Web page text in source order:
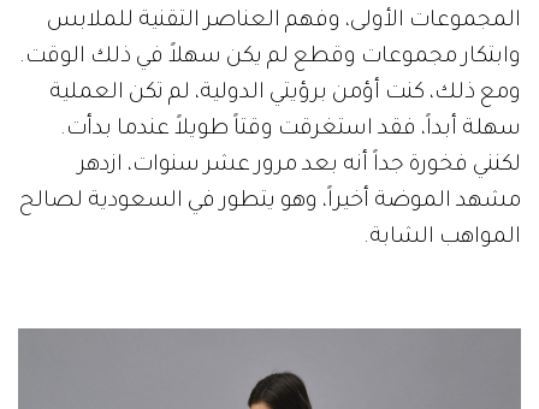
المجموعات الأولى، وفهم العناصر التقنية للملابس
وابتكار مجموعات وقطع لم يكن سهلاً في ذلك الوقت.
ومع ذلك، كنت أؤمن برؤيتي الدولية، لم تكن العملية
سهلة أبداً، فقد استغرقت وقتاً طويلاً عندما بدأت.
لكنني فخورة جداً أنه بعد مرور عشر سنوات، ازدهر
مشهد الموضة أخيراً، وهو يتطور في السعودية لصالح
المواهب الشابة.